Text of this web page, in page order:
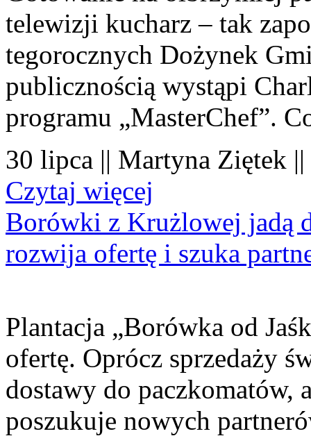
telewizji kucharz – tak
tegorocznych Dożynek
publicznością wystąpi
programu „MasterChef”.
30 lipca || Martyna Ziętek
Czytaj więcej
Borówki z Krużlowej jadą
rozwija ofertę i szuka
Plantacja „Borówka od
ofertę. Oprócz sprzedaży
dostawy do paczkomatów,
poszukuje nowych